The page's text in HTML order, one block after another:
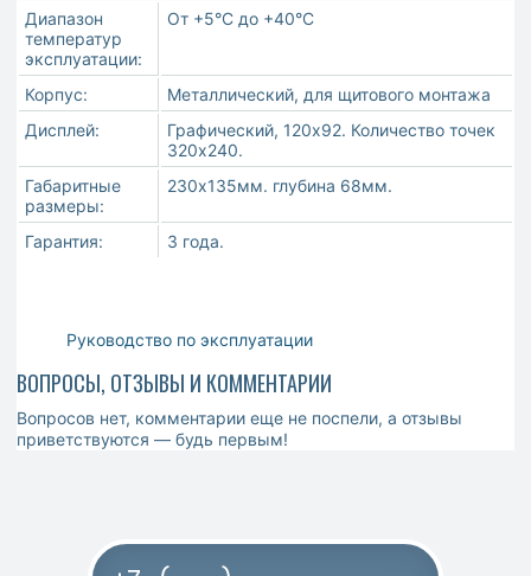
Диапазон
температур
эксплуатации:
От +5°С до +40°С
Корпус:
Металлический, для щитового монтажа
Дисплей:
Графический, 120х92. Количество точек
320х240.
Габаритные
размеры:
230х135мм. глубина 68мм.
Гарантия: 3 года.
Руководство по эксплуатации
ВОПРОСЫ, ОТЗЫВЫ И КОММЕНТАРИИ
Вопросов нет, комментарии еще не поспели, а отзывы
приветствуются — будь первым!